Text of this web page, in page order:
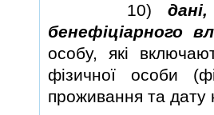
10)
бенефiцiарного
особу, якi
фiзичної особи
проживання та